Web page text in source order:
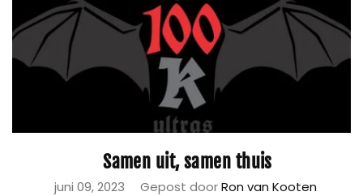
Samen uit, samen thuis
juni 09, 2023 Gepost doorRon van Kooten